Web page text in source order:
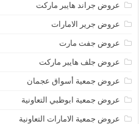
عروض جراند هايبر ماركت
عروض جرير الامارات
عروض جفت مارت
عروض جلف هايبر ماركت
عروض جمعية أسواق عجمان
عروض جمعية ابوظبي التعاونية
عروض جمعية الامارات التعاونية